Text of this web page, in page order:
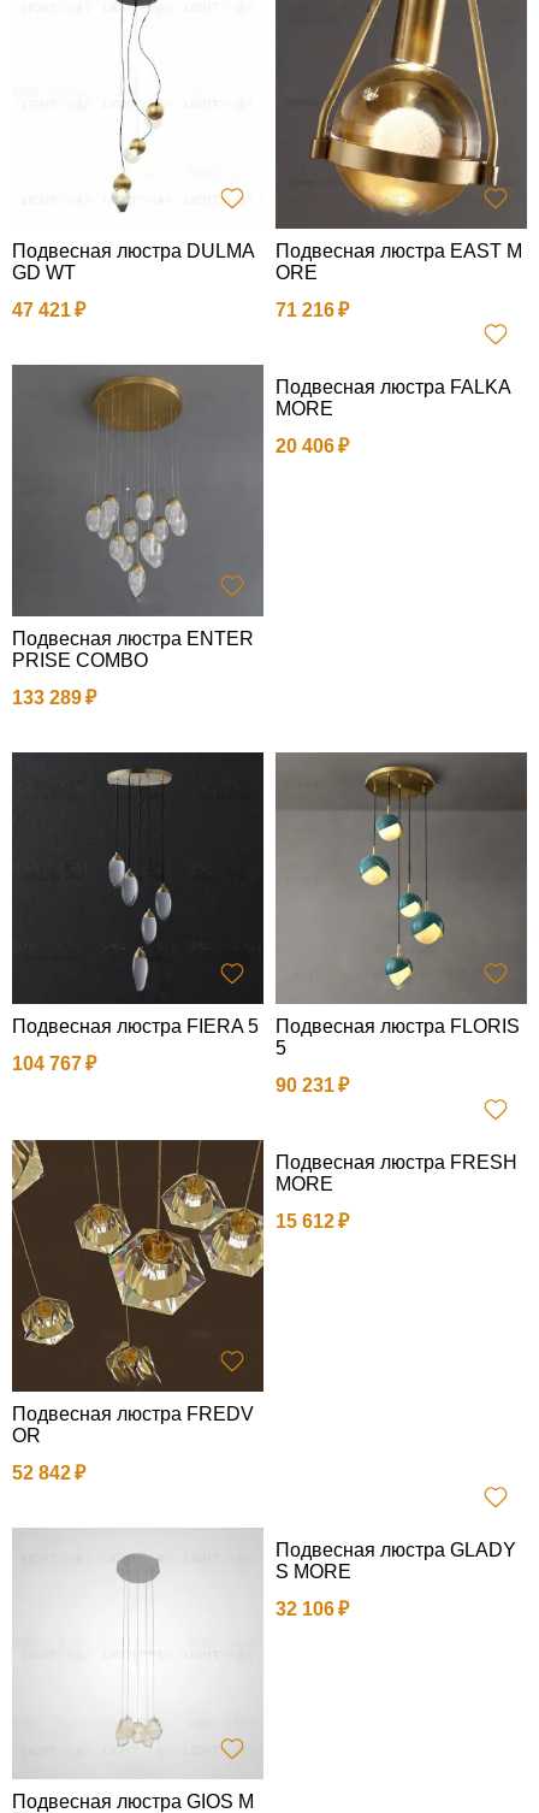
Подвесная люстра DULMA
GD WT
47 421
Подвесная люстра EAST M
ORE
71 216
Подвесная люстра ENTER
PRISE COMBO
133 289
Подвесная люстра FALKA
MORE
20 406
Подвесная люстра FIERA 5
104 767
Подвесная люстра FLORIS
5
90 231
Подвесная люстра FREDV
OR
52 842
Подвесная люстра FRESH
MORE
15 612
Подвесная люстра GIOS M
Подвесная люстра GLADY
S MORE
32 106